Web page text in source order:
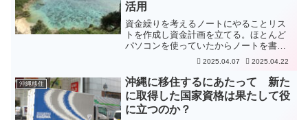
活用
資金繰りを考えるノートにやることリス
トを作成し資金計画を立てる。ほとんど
パソコンを使っていたからノートを書く
なんて久しぶりだ。とりあえず、何件も
た。売り上げが良い時は借りてくれと言
い、苦しい時には借りること...
2025.04.07 2025.04.22
沖縄移住
沖縄に移住するにあたって 新た
に取得した国家資格は果たして役
に立つのか？